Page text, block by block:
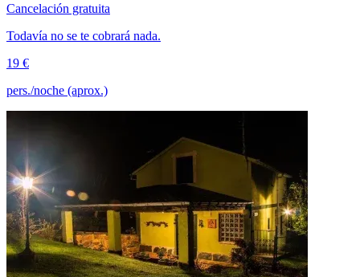
Cancelación gratuita
Todavía no se te cobrará nada.
19 €
pers./noche (aprox.)